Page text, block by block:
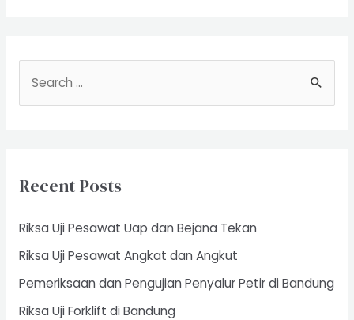
dan
Produksi
h
:
Recent Posts
Riksa Uji Pesawat Uap dan Bejana Tekan
Riksa Uji Pesawat Angkat dan Angkut
Pemeriksaan dan Pengujian Penyalur Petir di Bandung
Riksa Uji Forklift di Bandung